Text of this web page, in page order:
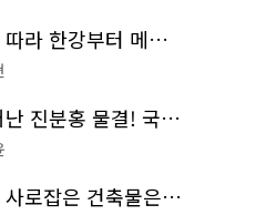
주황색 리본 따라 한강부터 메타세쿼이아 숲길까지…서울둘레길 15코스
폭염 속 피어난 진분홍 물결! 국립중앙박물관 배롱나무 명소
나의 마음을 사로잡은 건축물은? '서울시 건축상' 수상작 공개!